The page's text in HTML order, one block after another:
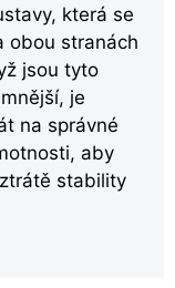
která se
obou stranách
jsou tyto
je
na správné
aby
stability